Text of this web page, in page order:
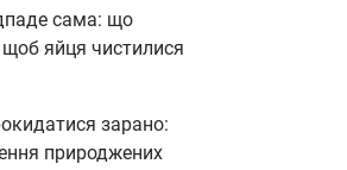
сама: що
яйця чистилися
зарано:
природжених